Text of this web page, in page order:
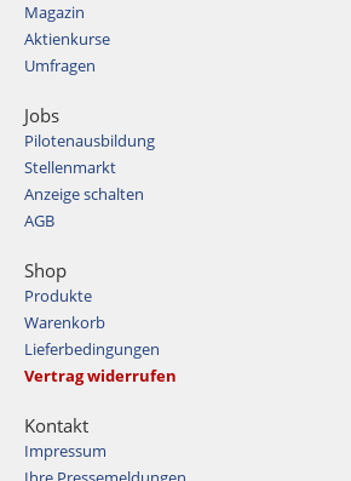
Magazin
Aktienkurse
Umfragen
Jobs
Pilotenausbildung
Stellenmarkt
Anzeige schalten
AGB
Shop
Produkte
Warenkorb
Lieferbedingungen
Vertrag widerrufen
Kontakt
Impressum